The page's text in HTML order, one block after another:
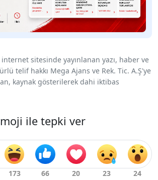
sitesinde yayınlanan yazı, haber ve
telif hakkı Mega Ajans ve Rek. Tic. A.Ş'ye
kaynak gösterilerek dahi iktibas
ile tepki ver